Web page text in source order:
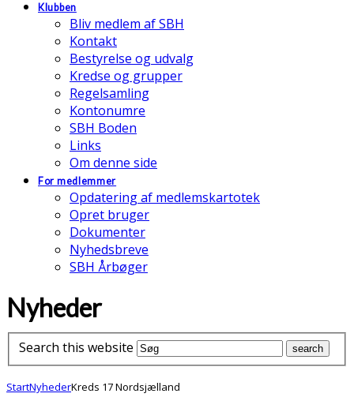
Klubben
Bliv medlem af SBH
Kontakt
Bestyrelse og udvalg
Kredse og grupper
Regelsamling
Kontonumre
SBH Boden
Links
Om denne side
For medlemmer
Opdatering af medlemskartotek
Opret bruger
Dokumenter
Nyhedsbreve
SBH Årbøger
Nyheder
Search this website
StartNyhederKreds 17 Nordsjælland